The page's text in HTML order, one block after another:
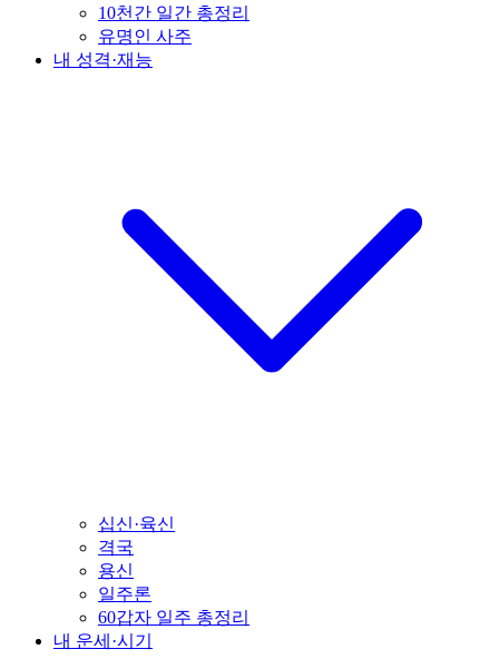
10천간 일간 총정리
유명인 사주
내 성격·재능
십신·육신
격국
용신
일주론
60갑자 일주 총정리
내 운세·시기